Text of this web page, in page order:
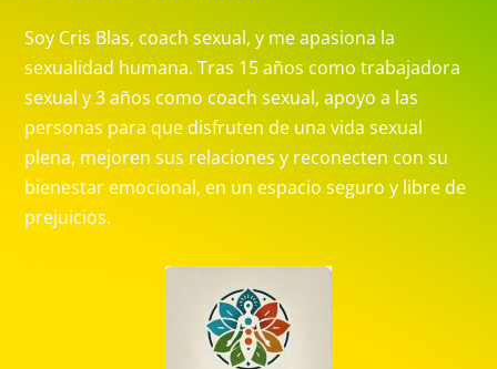
Soy Cris Blas, coach sexual, y me apasiona la
sexualidad humana. Tras 15 años como trabajadora
sexual y 3 años como coach sexual, apoyo a las
personas para que disfruten de una vida sexual
plena, mejoren sus relaciones y reconecten con su
bienestar emocional, en un espacio seguro y libre de
prejuicios.